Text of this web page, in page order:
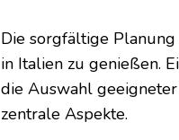
Die sorgfältige
in Italien zu genießen.
die Auswahl
zentrale Aspekte.